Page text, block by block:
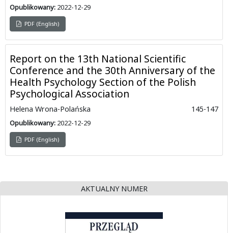
Opublikowany: 2022-12-29
PDF (English)
Report on the 13th National Scientific
Conference and the 30th Anniversary of the
Health Psychology Section of the Polish
Psychological Association
Helena Wrona-Polańska 145-147
Opublikowany: 2022-12-29
PDF (English)
AKTUALNY NUMER